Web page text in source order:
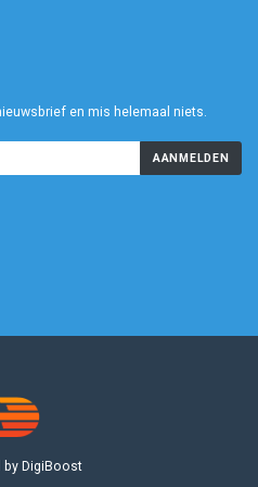
en mis helemaal niets.
AANMELDEN
by DigiBoost